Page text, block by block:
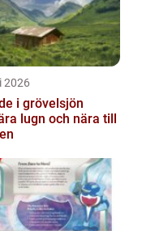
2026
i grövelsjön
lugn och nära till